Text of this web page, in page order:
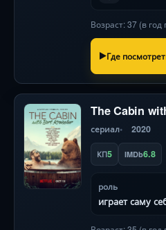
Возраст: 37 (в
Где
The Cabin
сериал 2020
КП5 IMDb6.8
роль
играет саму